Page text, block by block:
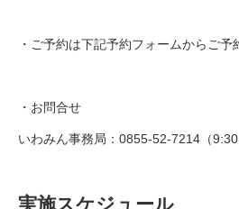
・ご予約は下記予約フォームからご予
・お問合せ
いわみん事務局：0855-52-7214（9:30
実施スケジュール